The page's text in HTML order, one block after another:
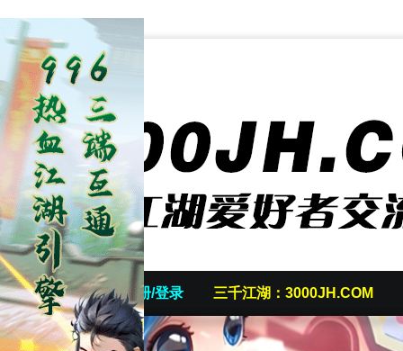
首页 发帖/注册/登录 三千江湖：3000JH.COM